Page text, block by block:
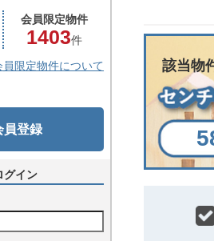
会員限定物件
1403件
員限定物件について
員登録
グイン
該当物